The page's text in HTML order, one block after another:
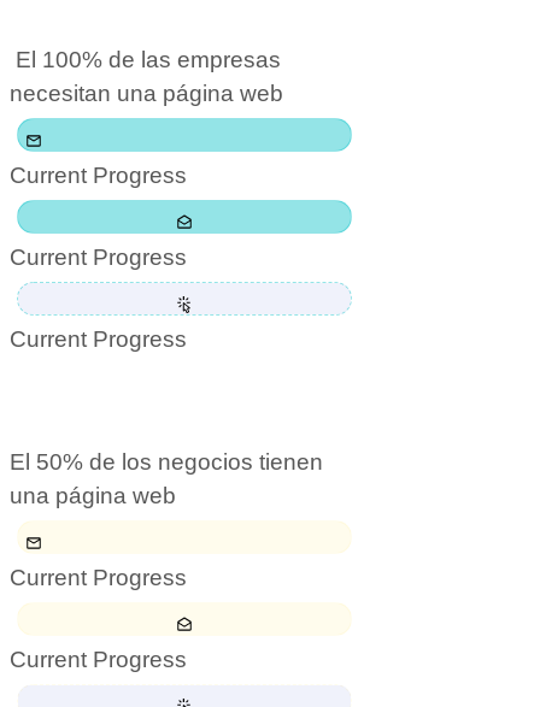
El 100% de las empresas
necesitan una página web
Current Progress
Current Progress
Current Progress
El 50% de los negocios tienen
una página web
Current Progress
Current Progress